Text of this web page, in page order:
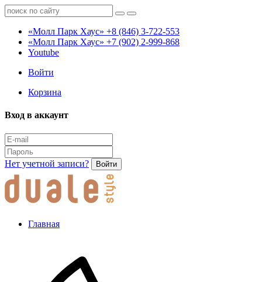
«Молл Парк Хаус» +8 (846) 3-722-553
«Молл Парк Хаус» +7 (902) 2-999-868
Youtube
Войти
Корзина
Вход в аккаунт
Нет учетной записи? Войти
Главная